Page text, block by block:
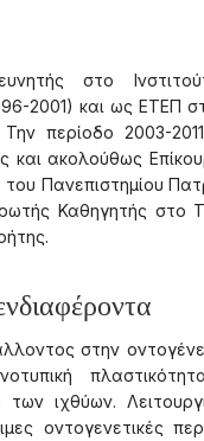
στο
2001) και ως ΕΤΕΠ
περίοδο 2003-
και ακολούθως
Πανεπιστημίου
Καθηγητής στο
στην
ιχθύων.
οντογενετικές